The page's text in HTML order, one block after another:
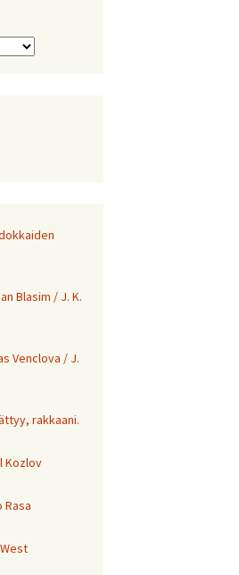
Bla­sim / J. K.
Venclova / J.
rakkaani.
Kozlov
Rasa